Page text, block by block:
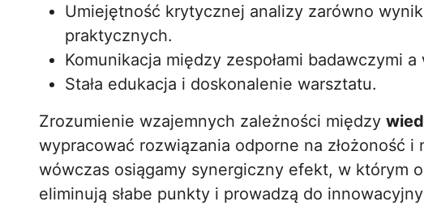
Umiejętność krytycznej analizy zarówno
praktycznych.
Komunikacja między zespołami badawczymi
Stała edukacja i doskonalenie warsztatu.
Zrozumienie wzajemnych zależności między
wypracować rozwiązania odporne na złożoność
wówczas osiągamy synergiczny efekt, w którym
eliminują słabe punkty i prowadzą do